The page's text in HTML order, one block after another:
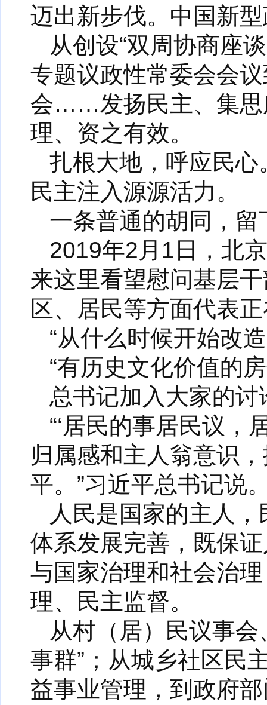
迈出新步伐。中国新
从创设“双周协商座
专题议政性常委会会
会……发扬民主、集思
理、资之有效。
扎根大地，呼应民
民主注入源源活力。
一条普通的胡同，
2019年2月1日，北
来这里看望慰问基层
区、居民等方面代表
“从什么时候开始改
“有历史文化价值的
总书记加入大家的讨
“‘居民的事居民议，
归属感和主人翁意识
平。”习近平总书记说
人民是国家的主人
体系发展完善，既保
与国家治理和社会治
理、民主监督。
从村（居）民议事会
事群”；从城乡社区民
益事业管理，到政府